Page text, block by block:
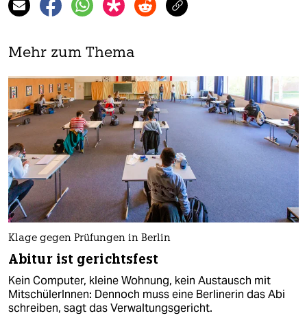
Mehr zum Thema
Klage gegen Prüfungen in Berlin
Abitur ist gerichtsfest
Kein Computer, kleine Wohnung, kein Austausch mit
MitschülerInnen: Dennoch muss eine Berlinerin das Abi
schreiben, sagt das Verwaltungsgericht.